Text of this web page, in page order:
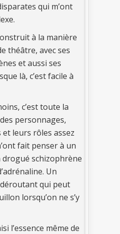
qui m’ont
à la manière
théâtre, avec ses
et aussi ses
là, c’est facile à
c’est toute la
personnages,
leurs rôles assez
fait penser à un
drogué schizophrène
Un
qui peut
lorsqu’on ne s’y
l’essence même de